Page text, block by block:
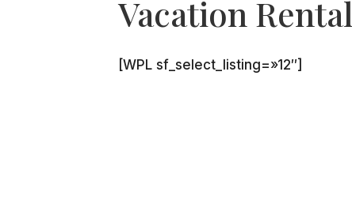
Vacation Rental
[WPL sf_select_listing=»12″]